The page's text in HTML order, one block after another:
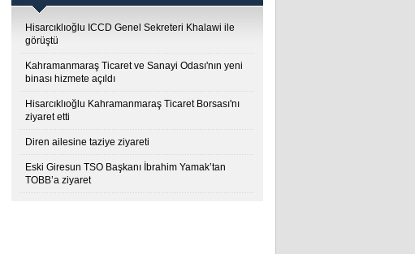
Hisarcıklıoğlu ICCD Genel Sekreteri Khalawi ile
görüştü
Kahramanmaraş Ticaret ve Sanayi Odası'nın yeni
binası hizmete açıldı
Hisarcıklıoğlu Kahramanmaraş Ticaret Borsası'nı
ziyaret etti
Diren ailesine taziye ziyareti
Eski Giresun TSO Başkanı İbrahim Yamak’tan
TOBB’a ziyaret